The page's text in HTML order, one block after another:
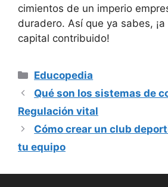
cimientos de un imperio
duradero. Así que ya sabes,
capital contribuido!
Categorías
Educopedia
Qué son los sistemas de
Regulación vital
Cómo crear un club
tu equipo